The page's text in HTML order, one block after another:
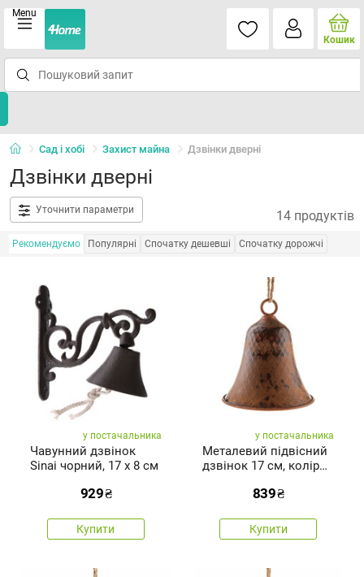
Menu
Кошик
Сад і хобі Захист майна Дзвінки дверні
Дзвінки дверні
Уточнити параметри 14 продуктів
Рекомендуємо Популярні Спочатку дешевші Спочатку дорожчі
у постачальника
Чавунний дзвінок
Sinai чорний, 17 x 8 см
929₴
Купити
у постачальника
Металевий підвісний
дзвінок 17 см, колір
839₴
Купити